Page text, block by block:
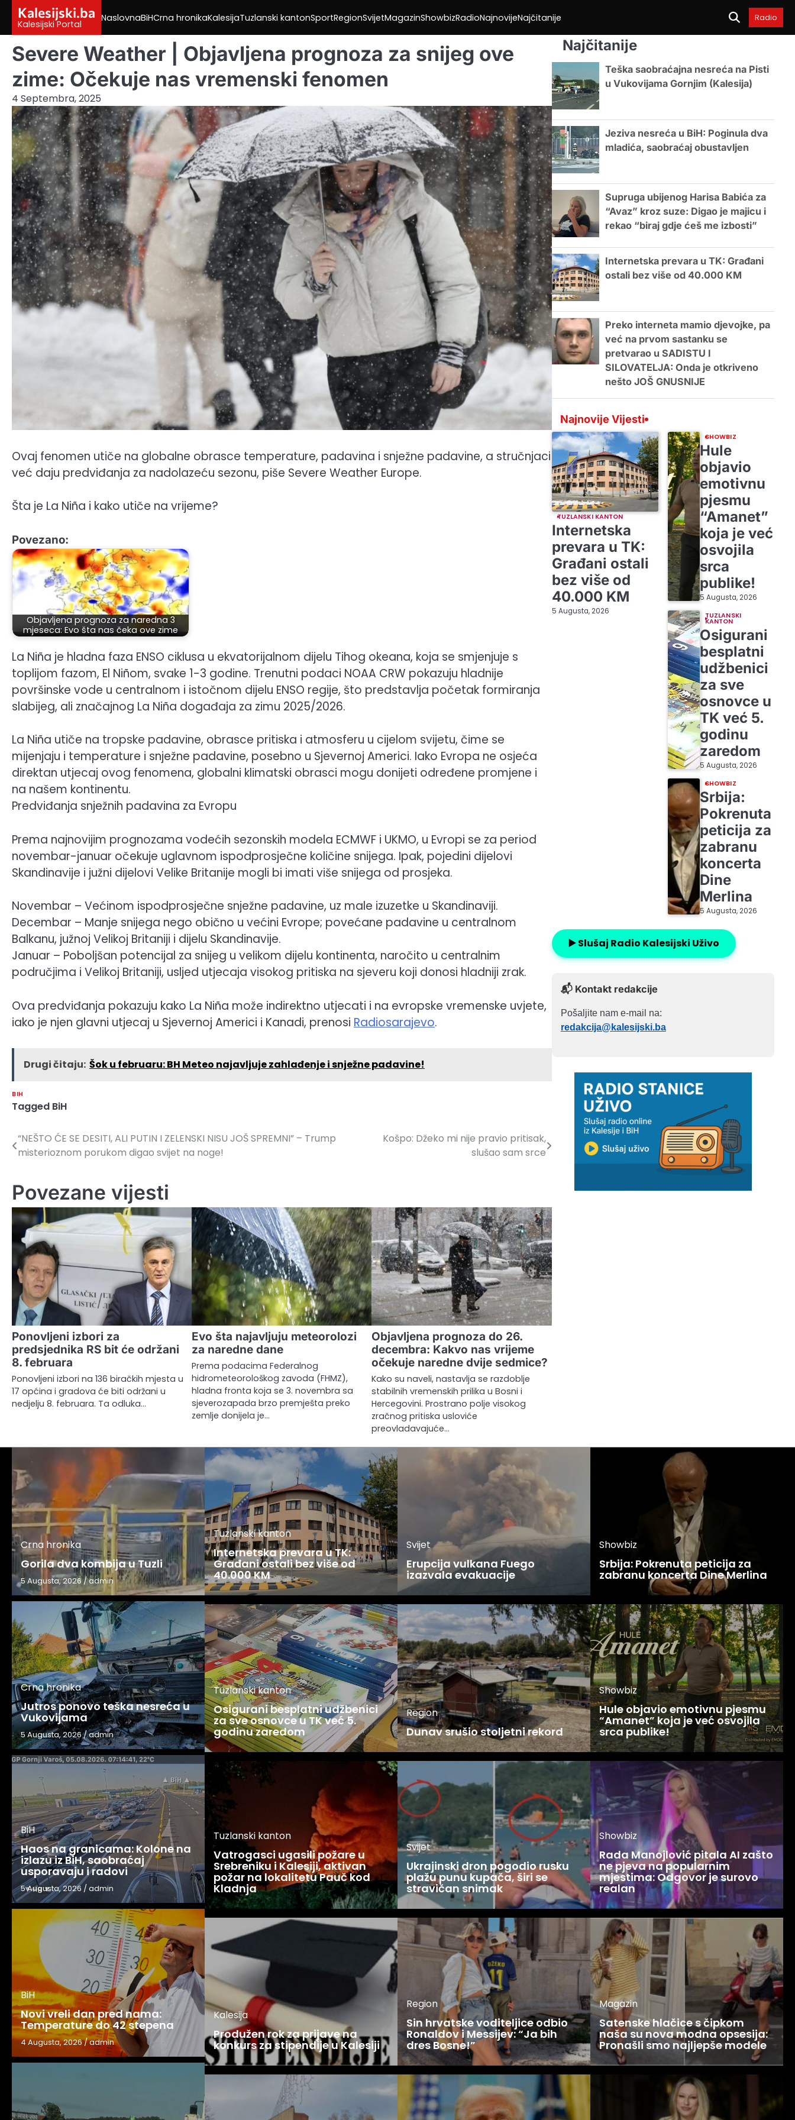
content
Kalesijski.ba
Kalesijski Portal
NaslovnaBiHCrna hronikaKalesijaTuzlanski kantonSportRegionSvijetMagazinShowbizRadioNajnovijeNajčitanije Radio
Severe Weather | Objavljena prognoza za snijeg ove
zime: Očekuje nas vremenski fenomen
4 Septembra, 2025
Ovaj fenomen utiče na globalne obrasce temperature, padavina i snježne padavine, a stručnjaci
već daju predviđanja za nadolazeću sezonu, piše Severe Weather Europe.
Šta je La Niña i kako utiče na vrijeme?
Povezano:
Objavljena prognoza za naredna 3
mjeseca: Evo šta nas čeka ove zime
La Niña je hladna faza ENSO ciklusa u ekvatorijalnom dijelu Tihog okeana, koja se smjenjuje s
toplijom fazom, El Niñom, svake 1-3 godine. Trenutni podaci NOAA CRW pokazuju hladnije
površinske vode u centralnom i istočnom dijelu ENSO regije, što predstavlja početak formiranja
slabijeg, ali značajnog La Niña događaja za zimu 2025/2026.
La Niña utiče na tropske padavine, obrasce pritiska i atmosferu u cijelom svijetu, čime se
mijenjaju i temperature i snježne padavine, posebno u Sjevernoj Americi. Iako Evropa ne osjeća
direktan utjecaj ovog fenomena, globalni klimatski obrasci mogu donijeti određene promjene i
na našem kontinentu.
Predviđanja snježnih padavina za Evropu
Prema najnovijim prognozama vodećih sezonskih modela ECMWF i UKMO, u Evropi se za period
novembar-januar očekuje uglavnom ispodprosječne količine snijega. Ipak, pojedini dijelovi
Skandinavije i južni dijelovi Velike Britanije mogli bi imati više snijega od prosjeka.
Novembar – Većinom ispodprosječne snježne padavine, uz male izuzetke u Skandinaviji.
Decembar – Manje snijega nego obično u većini Evrope; povećane padavine u centralnom
Balkanu, južnoj Velikoj Britaniji i dijelu Skandinavije.
Januar – Poboljšan potencijal za snijeg u velikom dijelu kontinenta, naročito u centralnim
područjima i Velikoj Britaniji, usljed utjecaja visokog pritiska na sjeveru koji donosi hladniji zrak.
Ova predviđanja pokazuju kako La Niña može indirektno utjecati i na evropske vremenske uvjete,
iako je njen glavni utjecaj u Sjevernoj Americi i Kanadi, prenosi Radiosarajevo.
Drugi čitaju: Šok u februaru: BH Meteo najavljuje zahlađenje i snježne padavine!
BIH
Tagged BiH
Navigacija
“NEŠTO ĆE SE DESITI, ALI PUTIN I ZELENSKI NISU JOŠ SPREMNI” – Trump
misterioznom porukom digao svijet na noge!
Košpo: Džeko mi nije pravio pritisak,
slušao sam srce
Povezane vijesti
Ponovljeni izbori za
predsjednika RS bit će održani
8. februara
Ponovljeni izbori na 136 biračkih mjesta u
17 općina i gradova će biti održani u
nedjelju 8. februara. Ta odluka…
Evo šta najavljuju meteorolozi
za naredne dane
Prema podacima Federalnog
hidrometeorološkog zavoda (FHMZ),
hladna fronta koja se 3. novembra sa
sjeverozapada brzo premješta preko
zemlje donijela je…
Objavljena prognoza do 26.
decembra: Kakvo nas vrijeme
očekuje naredne dvije sedmice?
Kako su naveli, nastavlja se razdoblje
stabilnih vremenskih prilika u Bosni i
Hercegovini. Prostrano polje visokog
zračnog pritiska usloviće
preovladavajuće…
Najčitanije
Teška saobraćajna nesreća na Pisti
u Vukovijama Gornjim (Kalesija)
Jeziva nesreća u BiH: Poginula dva
mladića, saobraćaj obustavljen
Supruga ubijenog Harisa Babića za
“Avaz” kroz suze: Digao je majicu i
rekao “biraj gdje ćeš me izbosti”
Internetska prevara u TK: Građani
ostali bez više od 40.000 KM
Preko interneta mamio djevojke, pa
već na prvom sastanku se
pretvarao u SADISTU I
SILOVATELJA: Onda je otkriveno
nešto JOŠ GNUSNIJE
Najnovije Vijesti
TUZLANSKI KANTON
Internetska
prevara u TK:
Građani ostali
bez više od
40.000 KM
5 Augusta, 2026
SHOWBIZ
Hule
objavio
emotivnu
pjesmu
“Amanet”
koja je već
osvojila
srca
publike!
5 Augusta, 2026
TUZLANSKI
KANTON
Osigurani
besplatni
udžbenici
za sve
osnovce u
TK već 5.
godinu
zaredom
5 Augusta, 2026
SHOWBIZ
Srbija:
Pokrenuta
peticija za
zabranu
koncerta
Dine
Merlina
5 Augusta, 2026
▶️ Slušaj Radio Kalesijski Uživo
📬 Kontakt redakcije
Pošaljite nam e-mail na:
redakcija@kalesijski.ba
Crna hronika
Gorila dva kombija u Tuzli
5 Augusta, 2026/admin
Crna hronika
Jutros ponovo teška nesreća u
Vukovijama
5 Augusta, 2026/admin
BiH
Haos na granicama: Kolone na
izlazu iz BiH, saobraćaj
usporavaju i radovi
5 Augusta, 2026 /admin
BiH
Novi vreli dan pred nama:
Temperature do 42 stepena
4 Augusta, 2026/admin
Tuzlanski kanton
Internetska prevara u TK:
Građani ostali bez više od
40.000 KM
Tuzlanski kanton
Osigurani besplatni udžbenici
za sve osnovce u TK već 5.
godinu zaredom
Tuzlanski kanton
Vatrogasci ugasili požare u
Srebreniku i Kalesiji, aktivan
požar na lokalitetu Pauč kod
Kladnja
Kalesija
Produžen rok za prijave na
konkurs za stipendije u Kalesiji
Svijet
Erupcija vulkana Fuego
izazvala evakuacije
Region
Dunav srušio stoljetni rekord
Svijet
Ukrajinski dron pogodio rusku
plažu punu kupača, širi se
stravičan snimak
Region
Sin hrvatske voditeljice odbio
Ronaldov i Messijev: “Ja bih
dres Bosne!”
Showbiz
Srbija: Pokrenuta peticija za
zabranu koncerta Dine Merlina
Showbiz
Hule objavio emotivnu pjesmu
“Amanet” koja je već osvojila
srca publike!
Showbiz
Rada Manojlović pitala AI zašto
ne pjeva na popularnim
mjestima: Odgovor je surovo
realan
Magazin
Satenske hlačice s čipkom
naša su nova modna opsesija:
Pronašli smo najljepše modele